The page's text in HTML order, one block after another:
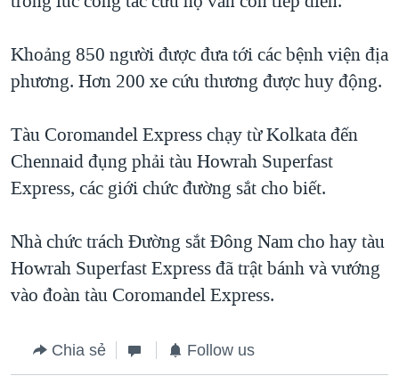
Khoảng 850 người được đưa tới các bệnh viện địa
phương. Hơn 200 xe cứu thương được huy động.
Tàu Coromandel Express chạy từ Kolkata đến
Chennaid đụng phải tàu Howrah Superfast
Express, các giới chức đường sắt cho biết.
Nhà chức trách Đường sắt Đông Nam cho hay tàu
Howrah Superfast Express đã trật bánh và vướng
vào đoàn tàu Coromandel Express.
Chia sẻ Follow us